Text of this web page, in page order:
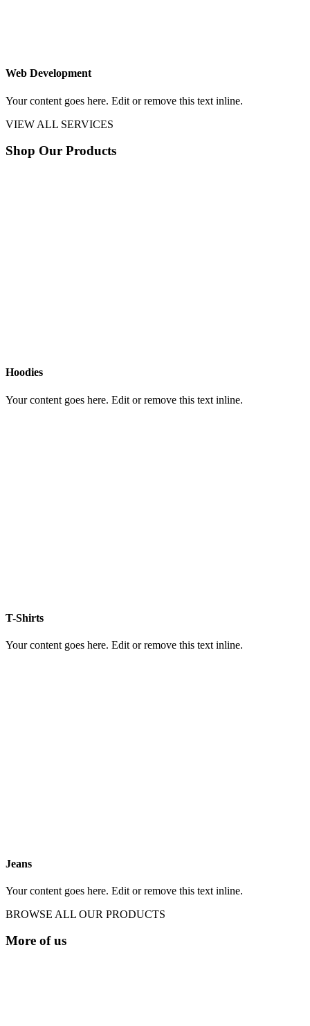
Web Development
Your content goes here. Edit or remove this text inline.
VIEW ALL SERVICES
Shop Our Products
Hoodies
Your content goes here. Edit or remove this text inline.
T-Shirts
Your content goes here. Edit or remove this text inline.
Jeans
Your content goes here. Edit or remove this text inline.
BROWSE ALL OUR PRODUCTS
More of us